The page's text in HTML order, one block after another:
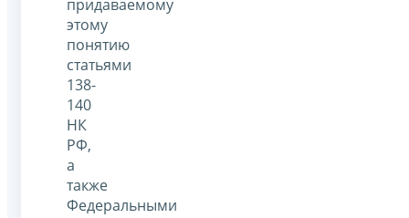
придаваемому
этому
понятию
статьями
138-
140
НК
РФ,
а
также
Федеральными